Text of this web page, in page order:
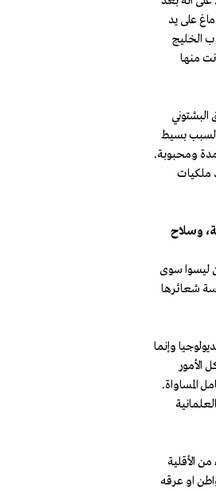
على يد
الخليج
منها
البشتوني
لسبب بسيط
ومحبوبة.
ملكيات
وسلاح
ليسوا سوى
شعائرها
وإنما
الأمور
المساواة.
الإسلامية (15 في المائة) ورئيس وزراء من الأقلية
المواطن او عرقه